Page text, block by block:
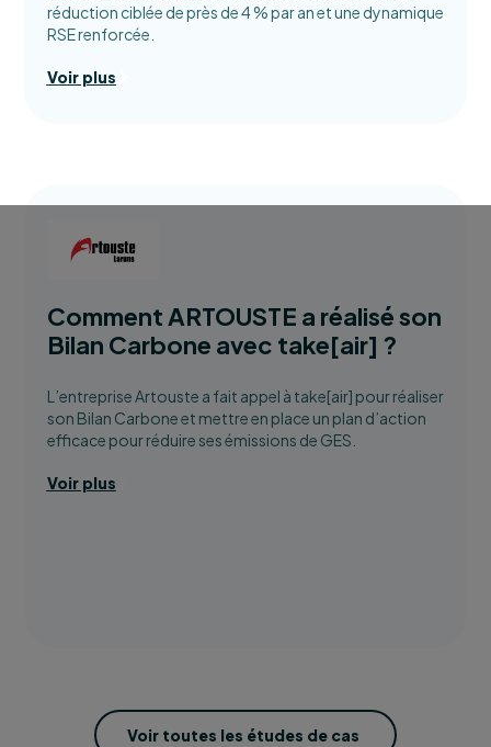
réduction ciblée de près de 4 % par an et une dynamique
RSE renforcée.
Voir plus
Comment ARTOUSTE a réalisé son
Bilan Carbone avec take[air] ?
L’entreprise Artouste a fait appel à take[air] pour réaliser
son Bilan Carbone et mettre en place un plan d’action
efficace pour réduire ses émissions de GES.
Voir plus
Voir toutes les études de cas